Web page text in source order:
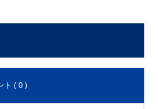
ト ( 0 )